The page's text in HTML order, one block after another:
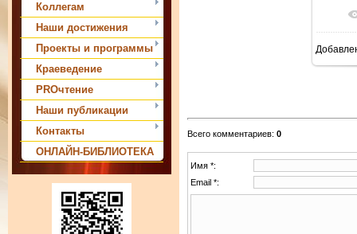
Коллегам
Наши достижения
Проекты и программы
Краеведение
PROчтение
Наши публикации
Контакты
ОНЛАЙН-БИБЛИОТЕКА
Всего комментариев: 0
Имя *:
Email *: